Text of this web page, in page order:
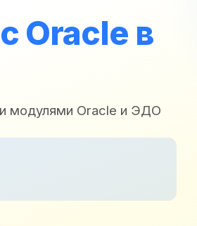
Oracle в
модулями Oracle и ЭДО